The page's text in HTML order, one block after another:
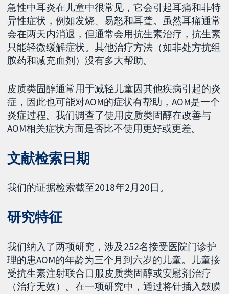
急性中耳炎在儿童中很常见，它会引起耳痛和非特
异性症状，例如发烧、易怒和耳聋。虽然耳痛通常
会在两天内消退，但通常会用抗生素治疗，抗生素
只能轻微缓解症状。其他治疗方法（如非处方抗组
胺药和减充血剂）没有多大帮助。
皮质类固醇通常用于减轻儿童因其他疾病引起的炎
症，因此也可能对AOM的症状有帮助，AOM是一个
炎症过程。我们调查了使用皮质类固醇在改善与
AOM相关症状方面是否比不使用更好或更差。
文献检索日期
我们的证据检索截至2018年2月20日。
研究特征
我们纳入了两项研究，涉及252名接受医院门诊护
理的患AOM的年龄为三个月到六岁的儿童。儿童接
受抗生素注射联合口服皮质类固醇或安慰剂治疗
（治疗无效）。在一项研究中，通过将针插入鼓膜